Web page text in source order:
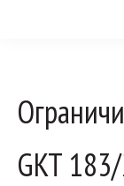
GKT